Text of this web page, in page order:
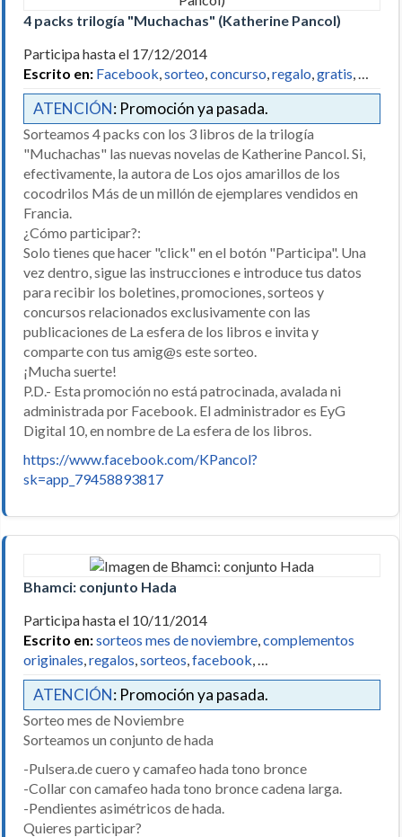
4 packs trilogía "Muchachas" (Katherine Pancol)
Participa hasta el 17/12/2014
Escrito en: Facebook,sorteo,concurso,regalo,gratis, …
ATENCIÓN: Promoción ya pasada.
Sorteamos 4 packs con los 3 libros de la trilogía
"Muchachas" las nuevas novelas de Katherine Pancol. Si,
efectivamente, la autora de Los ojos amarillos de los
cocodrilos Más de un millón de ejemplares vendidos en
Francia.
¿Cómo participar?:
Solo tienes que hacer "click" en el botón "Participa". Una
vez dentro, sigue las instrucciones e introduce tus datos
para recibir los boletines, promociones, sorteos y
concursos relacionados exclusivamente con las
publicaciones de La esfera de los libros e invita y
comparte con tus amig@s este sorteo.
¡Mucha suerte!
P.D.- Esta promoción no está patrocinada, avalada ni
administrada por Facebook. El administrador es EyG
Digital 10, en nombre de La esfera de los libros.
https://www.facebook.com/KPancol?
sk=app_79458893817
Bhamci: conjunto Hada
Participa hasta el 10/11/2014
Escrito en:sorteos mes de noviembre,complementos
originales,regalos,sorteos,facebook, …
ATENCIÓN: Promoción ya pasada.
Sorteo mes de Noviembre
Sorteamos un conjunto de hada
-Pulsera.de cuero y camafeo hada tono bronce
-Collar con camafeo hada tono bronce cadena larga.
-Pendientes asimétricos de hada.
Quieres participar?